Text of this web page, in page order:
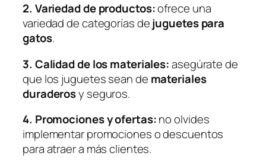
2. Variedad de productos:ofrece una
variedad de categorías dejuguetes para
gatos.
3. Calidad de los materiales:asegúrate de
que los juguetes sean de materiales
duraderosy seguros.
4. Promociones y ofertas:no olvides
implementar promociones o descuentos
para atraer a más clientes.